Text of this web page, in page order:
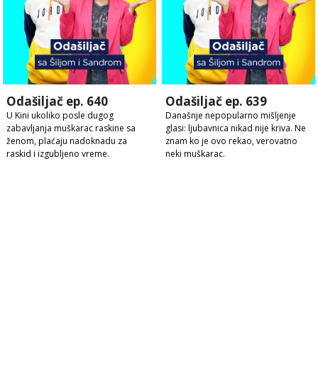
Odašiljač ep. 640
U Kini ukoliko posle dugog
zabavljanja muškarac raskine sa
ženom, plaćaju nadoknadu za
raskid i izgubljeno vreme.
Odašiljač ep. 639
Današnje nepopularno mišljenje
glasi: ljubavnica nikad nije kriva. Ne
znam ko je ovo rekao, verovatno
neki muškarac.